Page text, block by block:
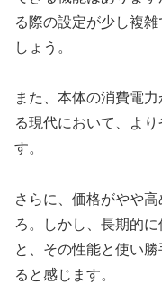
る際の設定が少し複
しょう。
また、本体の消費電
る現代において、よ
す。
さらに、価格がやや
ろ。しかし、長期的
と、その性能と使い
ると感じます。